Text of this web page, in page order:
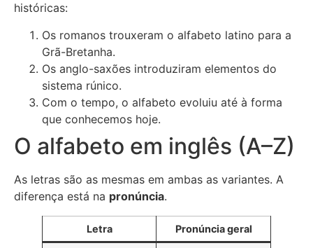
históricas:
Os romanos trouxeram o alfabeto latino para a
Grã-Bretanha.
Os anglo-saxões introduziram elementos do
sistema rúnico.
Com o tempo, o alfabeto evoluiu até à forma
que conhecemos hoje.
O alfabeto em inglês (A–Z)
As letras são as mesmas em ambas as variantes. A
diferença está na pronúncia.
Letra Pronúncia geral